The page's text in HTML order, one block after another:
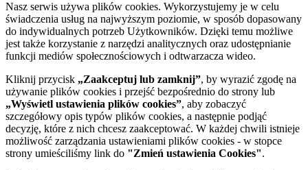
Nasz serwis używa plików cookies. Wykorzystujemy je w celu
świadczenia usług na najwyższym poziomie, w sposób dopasowany
do indywidualnych potrzeb Użytkowników. Dzięki temu możliwe
jest także korzystanie z narzędzi analitycznych oraz udostępnianie
funkcji mediów społecznościowych i odtwarzacza wideo.
Kliknij przycisk „Zaakceptuj lub zamknij”, by wyrazić zgodę na
używanie plików cookies i przejść bezpośrednio do strony lub
„Wyświetl ustawienia plików cookies”, aby zobaczyć
szczegółowy opis typów plików cookies, a następnie podjąć
decyzję, które z nich chcesz zaakceptować. W każdej chwili istnieje
możliwość zarządzania ustawieniami plików cookies - w stopce
strony umieściliśmy link do "Zmień ustawienia Cookies".